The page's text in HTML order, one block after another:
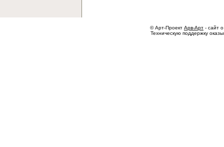
© Арт-Проект Арв-Арт - сайт
Техническую поддержку